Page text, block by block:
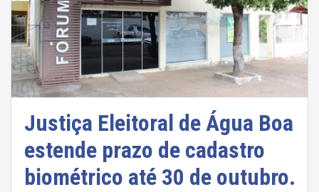
Justiça Eleitoral de Água Boa
estende prazo de cadastro
biométrico até 30 de outubro.